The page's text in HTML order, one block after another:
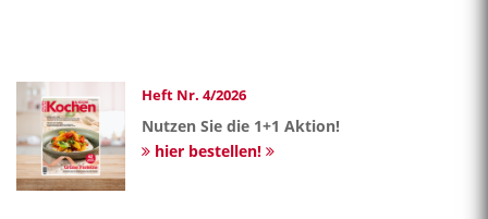
Heft Nr. 4/2026
Nutzen Sie die 1+1 Aktion!
hier bestellen!